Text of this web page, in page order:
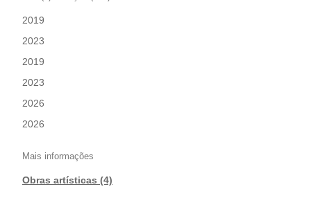
2019
|2023
|2019
|2023
|2026
|2026
Mais informações
Obras artísticas (4)